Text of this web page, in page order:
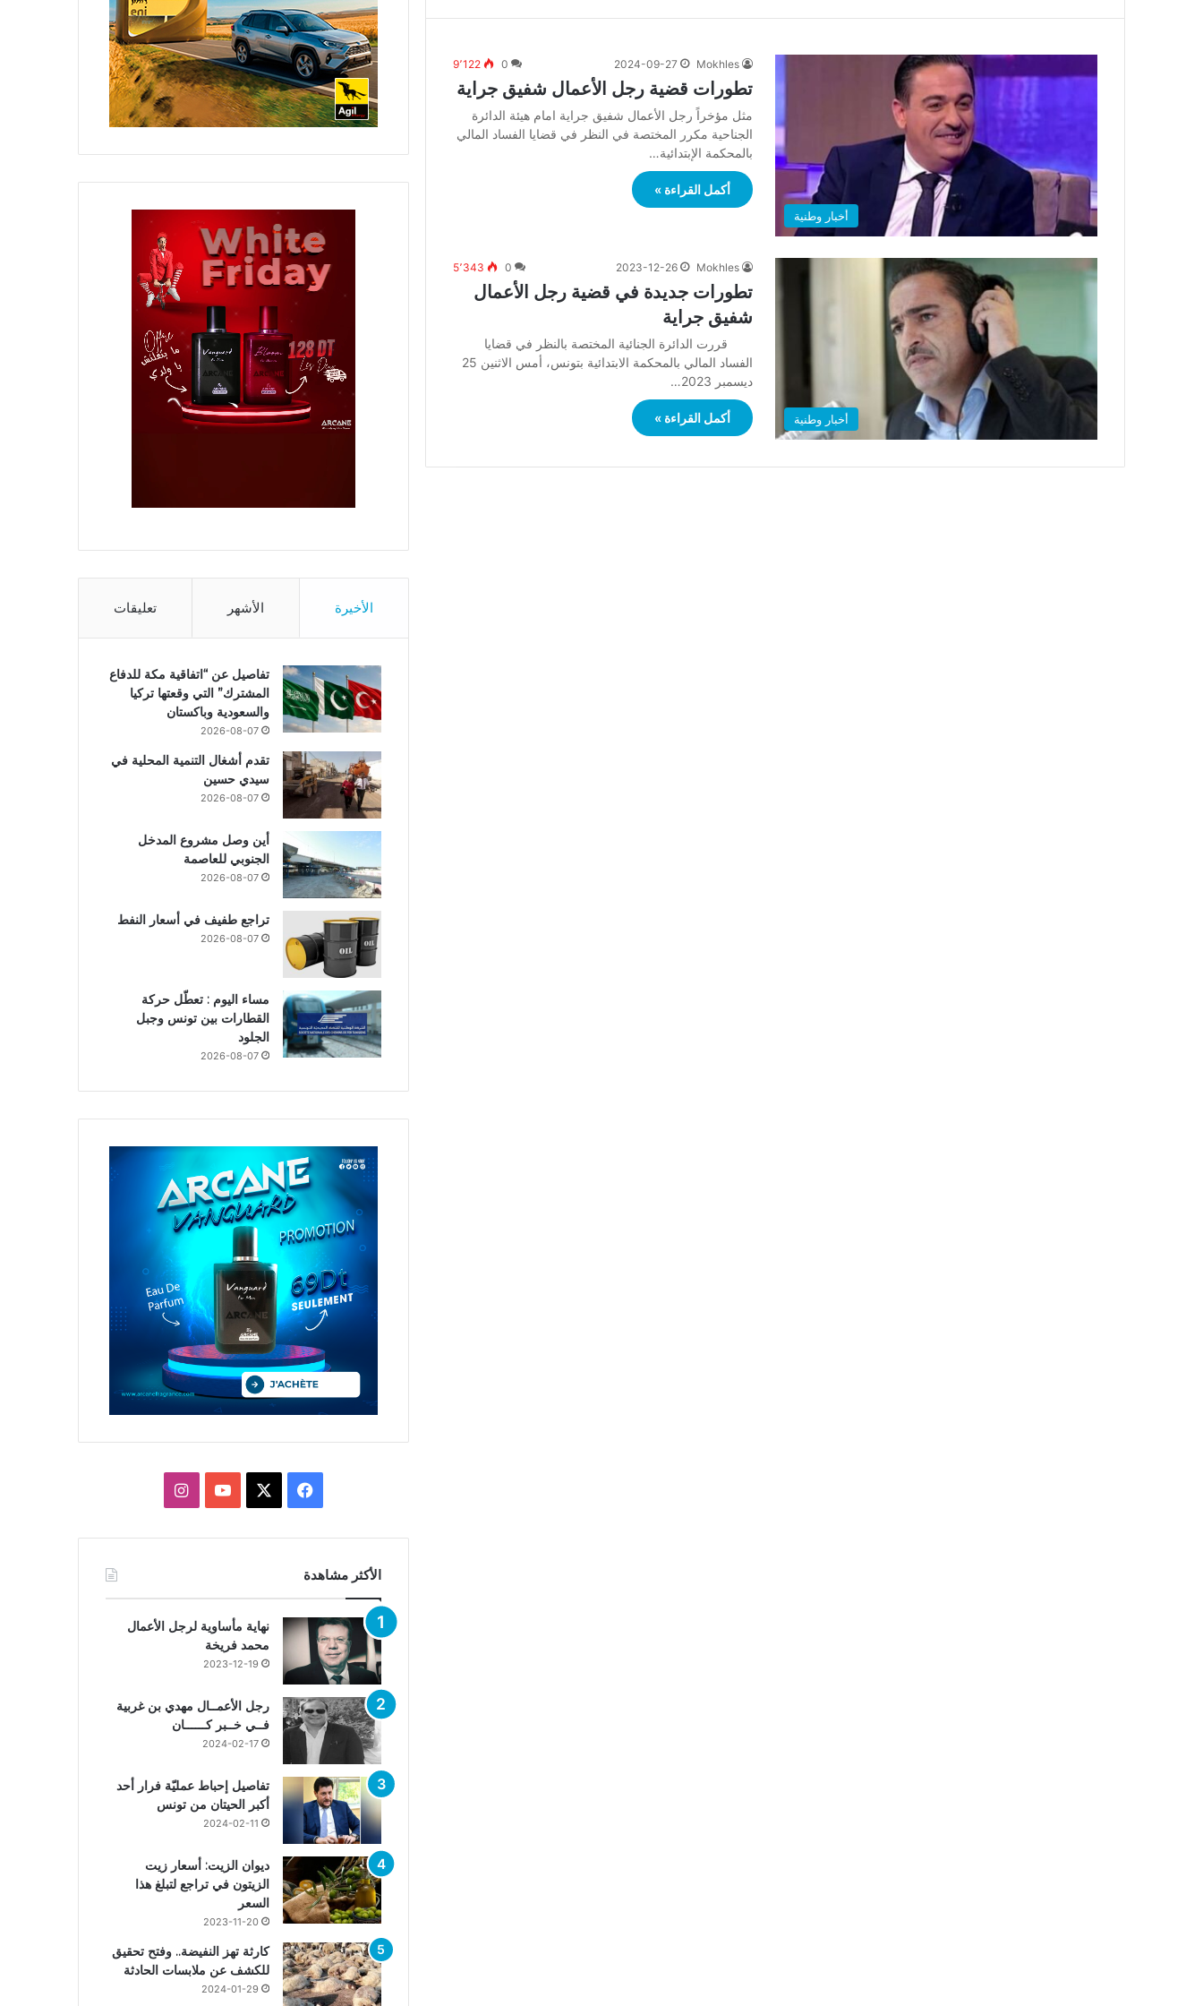
أخبار وطنية
Mokhles
2024-09-27
0 9٬122
تطورات قضية رجل الأعمال شفيق جراية
مثل مؤخراً رجل الأعمال شفيق جراية امام هيئة الدائرة
الجناحية مكرر المختصة في النظر في قضايا الفساد المالي
بالمحكمة الإبتدائية…
أكمل القراءة »
أخبار وطنية
Mokhles
2023-12-26
0 5٬343
تطورات جديدة في قضية رجل الأعمال
شفيق جراية
قررت الدائرة الجنائية المختصة بالنظر في قضايا
الفساد المالي بالمحكمة الابتدائية بتونس، أمس الاثنين 25
ديسمبر 2023…
أكمل القراءة »
الأخيرة الأشهر تعليقات
تفاصيل عن “اتفاقية مكة للدفاع
المشترك” التي وقعتها تركيا
والسعودية وباكستان
2026-08-07
تقدم أشغال التنمية المحلية في
سيدي حسين
2026-08-07
أين وصل مشروع المدخل
الجنوبي للعاصمة
2026-08-07
تراجع طفيف في أسعار النفط
2026-08-07
مساء اليوم : تعطّل حركة
القطارات بين تونس وجبل
الجلود
2026-08-07
فيسبوك يوتيوبانستقرام
الأكثر مشاهدة
نهاية مأساوية لرجل الأعمال
محمد فريخة
2023-12-19
رجل الأعمــال مهدي بن غربية
فــي خــبر كــــــان
2024-02-17
تفاصيل إحباط عمليّة فرار أحد
أكبر الحيتان من تونس
2024-02-11
ديوان الزيت: أسعار زيت
الزيتون في تراجع لتبلغ هذا
السعر
2023-11-20
كارثة تهز النفيضة.. وفتح تحقيق
للكشف عن ملابسات الحادثة
2024-01-29